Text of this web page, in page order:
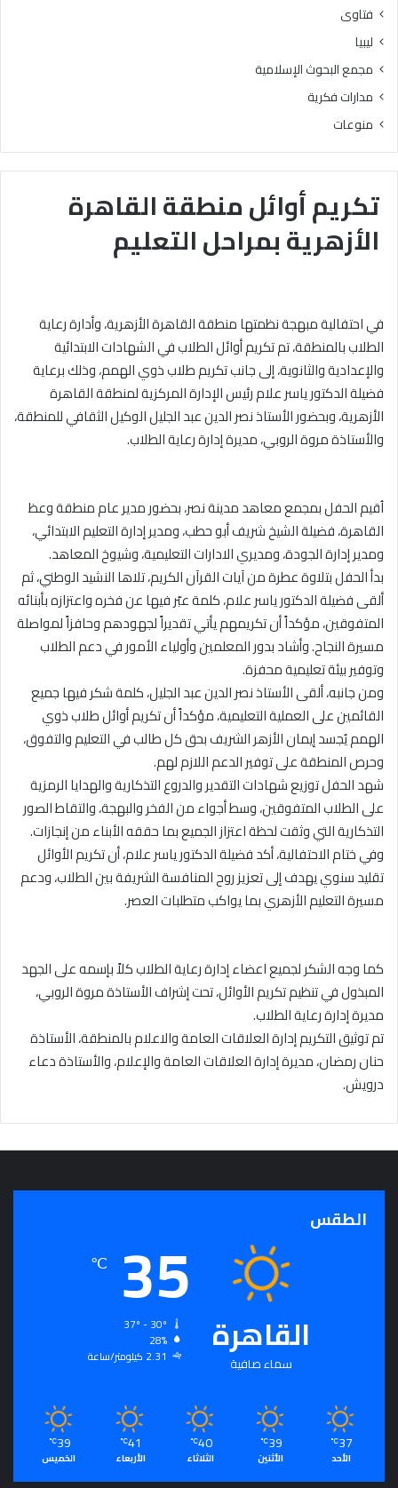
تكريم أوائل منطقة القاهرة
الأزهرية بمراحل التعليم
في احتفالية مبهجة نظمتها منطقة القاهرة الأزهرية، وأدارة رعاية
الطلاب بالمنطقة، تم تكريم أوائل الطلاب في الشهادات الابتدائية
والإعدادية والثانوية، إلى جانب تكريم طلاب ذوي الهمم، وذلك برعاية
فضيلة الدكتور ياسر علام رئيس الإدارة المركزية لمنطقة القاهرة
الأزهرية، وبحضور الأستاذ نصر الدين عبد الجليل الوكيل الثقافي للمنطقة،
والأستاذة مروة الروبي، مديرة إدارة رعاية الطلاب.
اُقيم الحفل بمجمع معاهد مدينة نصر، بحضور مدير عام منطقة وعظ
القاهرة، فضيلة الشيخ شريف أبو حطب، ومدير إدارة التعليم الابتدائي،
ومدير إدارة الجودة، ومديري الادارات التعليمية، وشيوخ المعاهد.
بدأ الحفل بتلاوة عطرة من آيات القرآن الكريم، تلاها النشيد الوطني، ثم
ألقى فضيلة الدكتور ياسر علام، كلمة عبّر فيها عن فخره واعتزازه بأبنائه
المتفوقين، مؤكداً أن تكريمهم يأتي تقديراً لجهودهم وحافزاً لمواصلة
مسيرة النجاح. وأشاد بدور المعلمين وأولياء الأمور في دعم الطلاب
وتوفير بيئة تعليمية محفزة.
ومن جانبه، ألقى الأستاذ نصر الدين عبد الجليل، كلمة شكر فيها جميع
القائمين على العملية التعليمية، مؤكداً أن تكريم أوائل طلاب ذوي
الهمم يُجسد إيمان الأزهر الشريف بحق كل طالب في التعليم والتفوق،
وحرص المنطقة على توفير الدعم اللازم لهم.
شهد الحفل توزيع شهادات التقدير والدروع التذكارية والهدايا الرمزية
على الطلاب المتفوقين، وسط أجواء من الفخر والبهجة، والتقاط الصور
التذكارية التي وثقت لحظة اعتزاز الجميع بما حققه الأبناء من إنجازات.
وفي ختام الاحتفالية، أكد فضيلة الدكتور ياسر علام، أن تكريم الأوائل
تقليد سنوي يهدف إلى تعزيز روح المنافسة الشريفة بين الطلاب، ودعم
مسيرة التعليم الأزهري بما يواكب متطلبات العصر.
كما وجه الشكر لجميع اعضاء إدارة رعاية الطلاب كلاً بإسمه على الجهد
المبذول في تنظيم تكريم الأوائل، تحت إشراف الأستاذة مروة الروبي،
مديرة إدارة رعاية الطلاب.
تم توثيق التكريم إدارة العلاقات العامة والاعلام بالمنطقة، الأستاذة
حنان رمضان، مديرة إدارة العلاقات العامة والإعلام، والأستاذة دعاء
درويش.
فتاوى
ليبيا
مجمع البحوث الإسلامية
مدارات فكرية
منوعات
الطقس
القاهرة
سماء صافية
35
℃
28%
2.31 كيلومتر/ساعة
37
℃
الأحد
39
℃
الأثنين
40
℃
الثلاثاء
41
℃
الأربعاء
39
℃
الخميس